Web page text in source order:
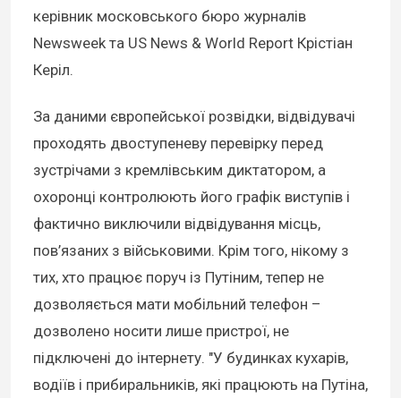
керівник московського бюро журналів
Newsweek та US News & World Report Крістіан
Керіл.
За даними європейської розвідки, відвідувачі
проходять двоступеневу перевірку перед
зустрічами з кремлівським диктатором, а
охоронці контролюють його графік виступів і
фактично виключили відвідування місць,
пов’язаних з військовими. Крім того, нікому з
тих, хто працює поруч із Путіним, тепер не
дозволяється мати мобільний телефон –
дозволено носити лише пристрої, не
підключені до інтернету. "У будинках кухарів,
водіїв і прибиральників, які працюють на Путіна,